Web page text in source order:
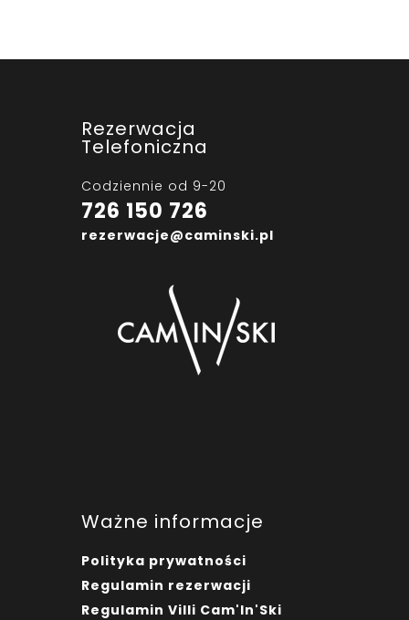
Rezerwacja
Telefoniczna
Codziennie od 9-20
726 150 726
rezerwacje@caminski.pl
Ważne informacje
Polityka prywatności
Regulamin rezerwacji
Regulamin Villi Cam'In'Ski